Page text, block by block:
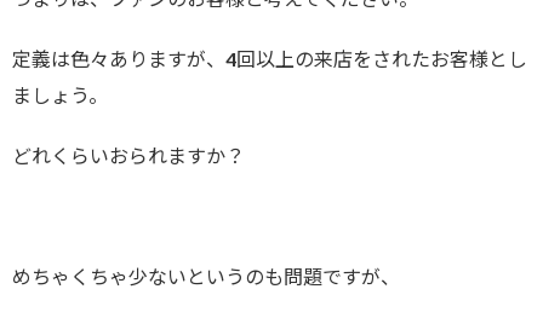
定義は色々ありますが、4回以上の来店をされたお客様とし
ましょう。
どれくらいおられますか？
めちゃくちゃ少ないというのも問題ですが、